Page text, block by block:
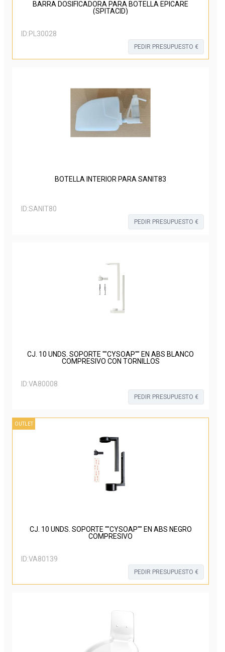
BARRA DOSIFICADORA PARA BOTELLA EPICARE
(SPITACID)
ID:PL30028
PEDIR PRESUPUESTO €
BOTELLA INTERIOR PARA SANIT83
ID:SANIT80
PEDIR PRESUPUESTO €
CJ. 10 UNDS. SOPORTE ""CYSOAP"" EN ABS BLANCO
COMPRESIVO CON TORNILLOS
ID:VA80008
PEDIR PRESUPUESTO €
OUTLET
CJ. 10 UNDS. SOPORTE ""CYSOAP"" EN ABS NEGRO
COMPRESIVO
ID:VA80139
PEDIR PRESUPUESTO €